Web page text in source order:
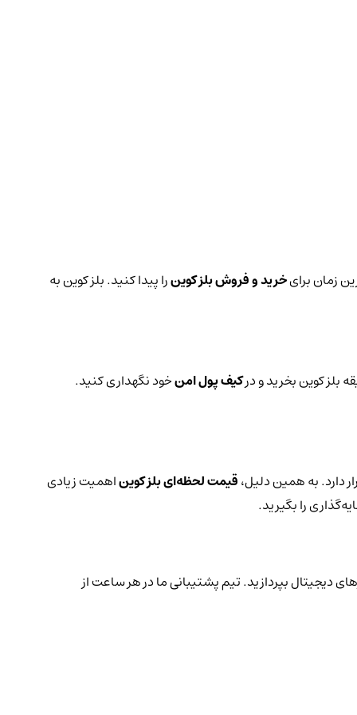
زمان برایخرید و فروش بلز کوینرا پیدا کنید. بلز کوین به
بلز کوین بخرید و درکیف پول امنخود نگهداری کنید.
دارد. به همین دلیل،قیمت لحظه‌ای بلز کویناهمیت زیادی
را بگیرید.
دیجیتال بپردازید. تیم پشتیبانی ما در هر ساعت از